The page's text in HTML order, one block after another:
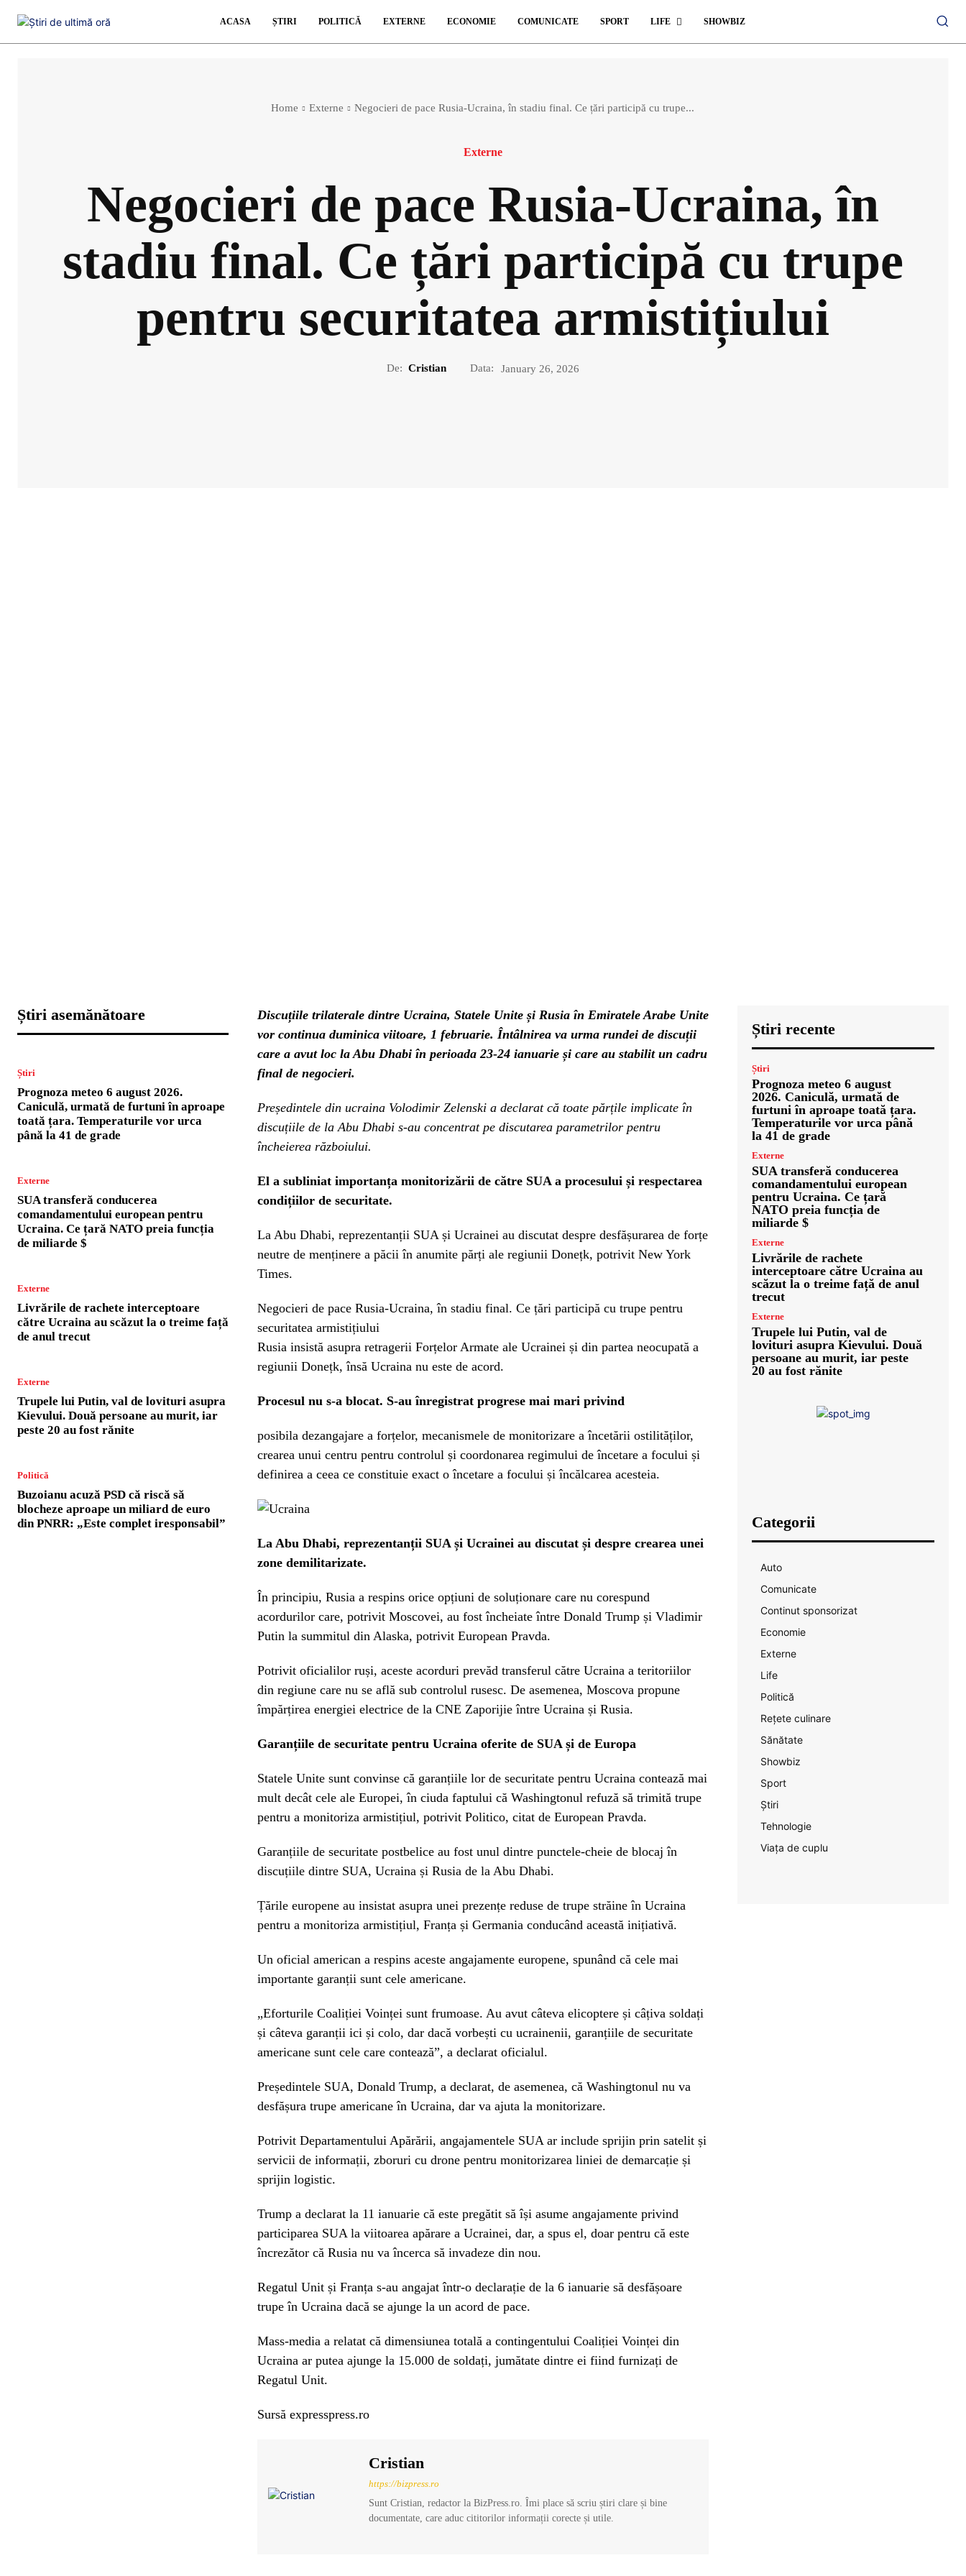
ACASA ȘTIRI POLITICĂ EXTERNE ECONOMIE COMUNICATE SPORT LIFE SHOWBIZ
Home Externe Negocieri de pace Rusia-Ucraina, în stadiu final. Ce țări participă cu trupe...
Externe
Negocieri de pace Rusia-Ucraina, în
stadiu final. Ce țări participă cu trupe
pentru securitatea armistițiului
De: Cristian Data: January 26, 2026
Știri asemănătoare
Știri
Prognoza meteo 6 august 2026.
Caniculă, urmată de furtuni în aproape
toată țara. Temperaturile vor urca
până la 41 de grade
Externe
SUA transferă conducerea
comandamentului european pentru
Ucraina. Ce țară NATO preia funcția
de miliarde $
Externe
Livrările de rachete interceptoare
către Ucraina au scăzut la o treime față
de anul trecut
Externe
Trupele lui Putin, val de lovituri asupra
Kievului. Două persoane au murit, iar
peste 20 au fost rănite
Politică
Buzoianu acuză PSD că riscă să
blocheze aproape un miliard de euro
din PNRR: „Este complet iresponsabil”
Discuțiile trilaterale dintre Ucraina, Statele Unite și Rusia în Emiratele Arabe Unite
vor continua duminica viitoare, 1 februarie. Întâlnirea va urma rundei de discuții
care a avut loc la Abu Dhabi în perioada 23-24 ianuarie și care au stabilit un cadru
final de negocieri.
Președintele din ucraina Volodimir Zelenski a declarat că toate părțile implicate în
discuțiile de la Abu Dhabi s-au concentrat pe discutarea parametrilor pentru
încheierea războiului.
El a subliniat importanța monitorizării de către SUA a procesului și respectarea
condițiilor de securitate.
La Abu Dhabi, reprezentanții SUA și Ucrainei au discutat despre desfășurarea de forțe
neutre de menținere a păcii în anumite părți ale regiunii Donețk, potrivit New York
Times.
Negocieri de pace Rusia-Ucraina, în stadiu final. Ce țări participă cu trupe pentru
securitatea armistițiului
Rusia insistă asupra retragerii Forțelor Armate ale Ucrainei și din partea neocupată a
regiunii Donețk, însă Ucraina nu este de acord.
Procesul nu s-a blocat. S-au înregistrat progrese mai mari privind
posibila dezangajare a forțelor, mecanismele de monitorizare a încetării ostilităților,
crearea unui centru pentru controlul și coordonarea regimului de încetare a focului și
definirea a ceea ce constituie exact o încetare a focului și încălcarea acesteia.
La Abu Dhabi, reprezentanții SUA și Ucrainei au discutat și despre crearea unei
zone demilitarizate.
În principiu, Rusia a respins orice opțiuni de soluționare care nu corespund
acordurilor care, potrivit Moscovei, au fost încheiate între Donald Trump și Vladimir
Putin la summitul din Alaska, potrivit European Pravda.
Potrivit oficialilor ruși, aceste acorduri prevăd transferul către Ucraina a teritoriilor
din regiune care nu se află sub controlul rusesc. De asemenea, Moscova propune
împărțirea energiei electrice de la CNE Zaporijie între Ucraina și Rusia.
Garanțiile de securitate pentru Ucraina oferite de SUA și de Europa
Statele Unite sunt convinse că garanțiile lor de securitate pentru Ucraina contează mai
mult decât cele ale Europei, în ciuda faptului că Washingtonul refuză să trimită trupe
pentru a monitoriza armistițiul, potrivit Politico, citat de European Pravda.
Garanțiile de securitate postbelice au fost unul dintre punctele-cheie de blocaj în
discuțiile dintre SUA, Ucraina și Rusia de la Abu Dhabi.
Țările europene au insistat asupra unei prezențe reduse de trupe străine în Ucraina
pentru a monitoriza armistițiul, Franța și Germania conducând această inițiativă.
Un oficial american a respins aceste angajamente europene, spunând că cele mai
importante garanții sunt cele americane.
„Eforturile Coaliției Voinței sunt frumoase. Au avut câteva elicoptere și câțiva soldați
și câteva garanții ici și colo, dar dacă vorbești cu ucrainenii, garanțiile de securitate
americane sunt cele care contează”, a declarat oficialul.
Președintele SUA, Donald Trump, a declarat, de asemenea, că Washingtonul nu va
desfășura trupe americane în Ucraina, dar va ajuta la monitorizare.
Potrivit Departamentului Apărării, angajamentele SUA ar include sprijin prin satelit și
servicii de informații, zboruri cu drone pentru monitorizarea liniei de demarcație și
sprijin logistic.
Trump a declarat la 11 ianuarie că este pregătit să își asume angajamente privind
participarea SUA la viitoarea apărare a Ucrainei, dar, a spus el, doar pentru că este
încrezător că Rusia nu va încerca să invadeze din nou.
Regatul Unit și Franța s-au angajat într-o declarație de la 6 ianuarie să desfășoare
trupe în Ucraina dacă se ajunge la un acord de pace.
Mass-media a relatat că dimensiunea totală a contingentului Coaliției Voinței din
Ucraina ar putea ajunge la 15.000 de soldați, jumătate dintre ei fiind furnizați de
Regatul Unit.
Sursă expresspress.ro
Cristian
https://bizpress.ro
Sunt Cristian, redactor la BizPress.ro. Îmi place să scriu știri clare și bine
documentate, care aduc cititorilor informații corecte și utile.
Știri recente
Știri
Prognoza meteo 6 august
2026. Caniculă, urmată de
furtuni în aproape toată țara.
Temperaturile vor urca până
la 41 de grade
Externe
SUA transferă conducerea
comandamentului european
pentru Ucraina. Ce țară
NATO preia funcția de
miliarde $
Externe
Livrările de rachete
interceptoare către Ucraina au
scăzut la o treime față de anul
trecut
Externe
Trupele lui Putin, val de
lovituri asupra Kievului. Două
persoane au murit, iar peste
20 au fost rănite
Categorii
Auto
Comunicate
Continut sponsorizat
Economie
Externe
Life
Politică
Rețete culinare
Sănătate
Showbiz
Sport
Știri
Tehnologie
Viața de cuplu